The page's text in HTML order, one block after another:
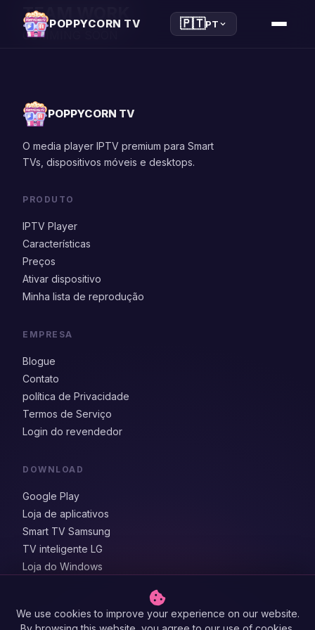
POPPYCORN TV 🇵🇹PT
TEAM WORK
COMMING SOON
POPPYCORN TV
O media player IPTV premium para Smart
TVs, dispositivos móveis e desktops.
PRODUTO
IPTV Player
Características
Preços
Ativar dispositivo
Minha lista de reprodução
EMPRESA
Blogue
Contato
política de Privacidade
Termos de Serviço
Login do revendedor
DOWNLOAD
Google Play
Loja de aplicativos
Smart TV Samsung
TV inteligente LG
Loja do Windows
We use cookies to improve your experience on our website.